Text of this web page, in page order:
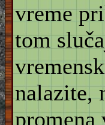
vreme
tom
nalazite,
promena